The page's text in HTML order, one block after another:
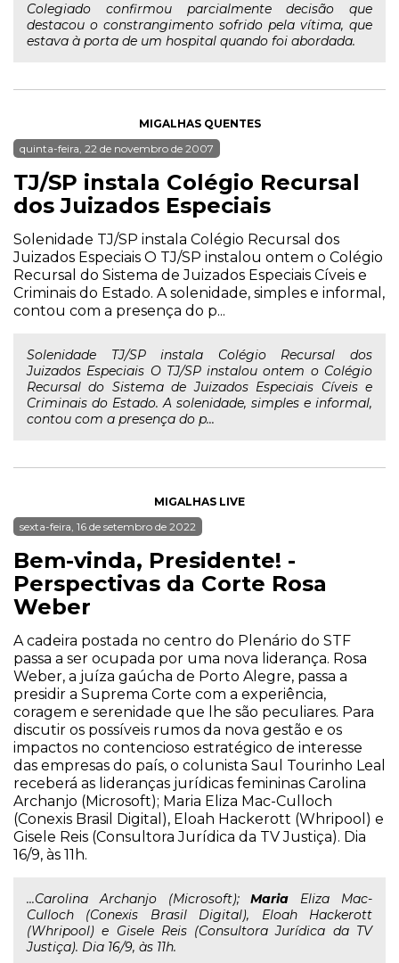
Colegiado confirmou parcialmente decisão que
destacou o constrangimento sofrido pela vítima, que
estava à porta de um hospital quando foi abordada.
MIGALHAS QUENTES
quinta-feira, 22 de novembro de 2007
TJ/SP instala Colégio Recursal
dos Juizados Especiais
Solenidade TJ/SP instala Colégio Recursal dos
Juizados Especiais O TJ/SP instalou ontem o Colégio
Recursal do Sistema de Juizados Especiais Cíveis e
Criminais do Estado. A solenidade, simples e informal,
contou com a presença do p...
Solenidade TJ/SP instala Colégio Recursal dos
Juizados Especiais O TJ/SP instalou ontem o Colégio
Recursal do Sistema de Juizados Especiais Cíveis e
Criminais do Estado. A solenidade, simples e informal,
contou com a presença do p...
MIGALHAS LIVE
sexta-feira, 16 de setembro de 2022
Bem-vinda, Presidente! -
Perspectivas da Corte Rosa
Weber
A cadeira postada no centro do Plenário do STF
passa a ser ocupada por uma nova liderança. Rosa
Weber, a juíza gaúcha de Porto Alegre, passa a
presidir a Suprema Corte com a experiência,
coragem e serenidade que lhe são peculiares. Para
discutir os possíveis rumos da nova gestão e os
impactos no contencioso estratégico de interesse
das empresas do país, o colunista Saul Tourinho Leal
receberá as lideranças jurídicas femininas Carolina
Archanjo (Microsoft); Maria Eliza Mac-Culloch
(Conexis Brasil Digital), Eloah Hackerott (Whripool) e
Gisele Reis (Consultora Jurídica da TV Justiça). Dia
16/9, às 11h.
...Carolina Archanjo (Microsoft);Maria Eliza Mac-
Culloch (Conexis Brasil Digital), Eloah Hackerott
(Whripool) e Gisele Reis (Consultora Jurídica da TV
Justiça). Dia 16/9, às 11h.